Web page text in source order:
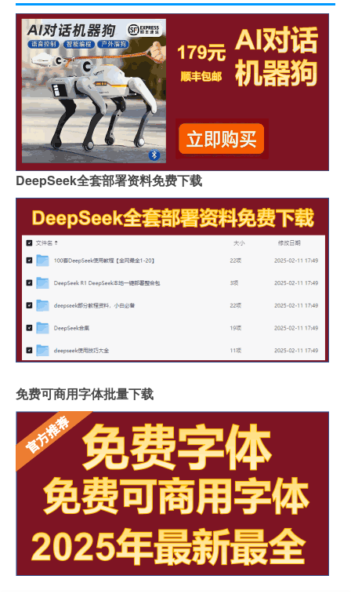
DeepSeek全套部署资料免费下载
免费可商用字体批量下载